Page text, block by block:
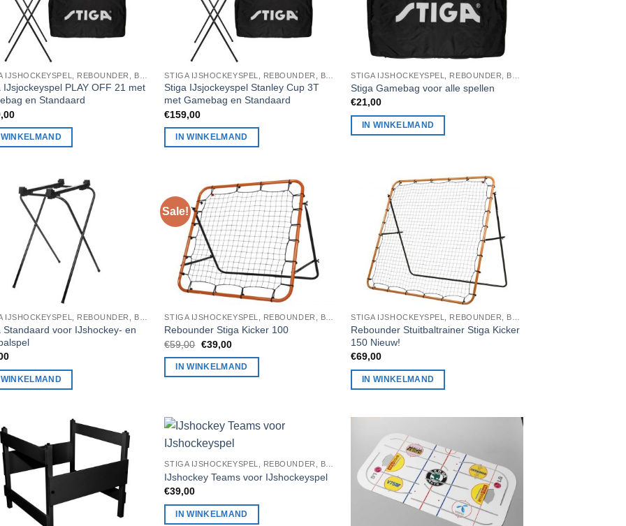
IJsjockeyspel PLAY OFF 21 met
en Standaard
WINKELMAND
Stiga IJsjockeyspel Stanley Cup 3T
met Gamebag en Standaard
€159,00
IN WINKELMAND
Stiga Gamebag voor alle spellen
€21,00
IN WINKELMAND
Standaard voor IJshockey- en
WINKELMAND
Sale!
Rebounder Stiga Kicker 100
€59,00 Oorspronkelijke
was:
€59,00.
€39,00Huidige
is:
€39,00.
IN WINKELMAND
Rebounder Stuitbaltrainer Stiga Kicker
150 Nieuw!
€69,00
IN WINKELMAND
STIGA IJSHOCKEYSPEL, REBOUNDER, BADMINTON, STIGA TAFELTENNIS
IJshockey Teams voor IJshockeyspel
€39,00
IN WINKELMAND